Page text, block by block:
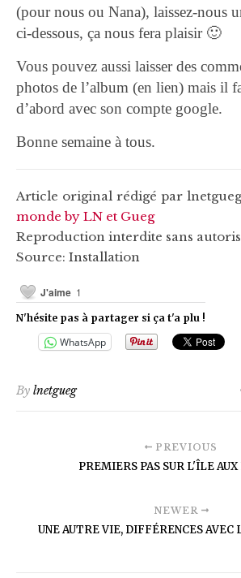
(pour nous ou Nana), laissez-nous
ci-dessous, ça nous fera plaisir 🙂
Vous pouvez aussi laisser des
photos de l’album (en lien) mais il
d’abord avec son compte google.
Bonne semaine à tous.
Article original rédigé par
monde by LN et Gueg
Reproduction interdite sans
Source: Installation
J'aime 1
N'hésite pas à partager si ça t'a plu !
WhatsApp
By lnetgueg
PREVIOUS
PREMIERS PAS SUR L'ÎLE
NEWER
UNE AUTRE VIE, DIFFÉRENCES